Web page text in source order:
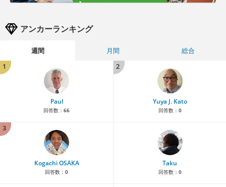
アンカーランキング
週間 月間
総合
1
Paul
回答数： 66
2
Yuya J. Kato
回答数： 0
3
Kogachi OSAKA
回答数： 0
Taku
回答数： 0